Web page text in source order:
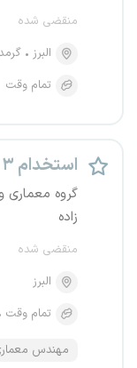
منقضی شده
البرز
تمام وقت
استخدام ۳ عنوان شغلی
گروه معماری
زاده
منقضی شده
البرز
تمام وقت
مهندس